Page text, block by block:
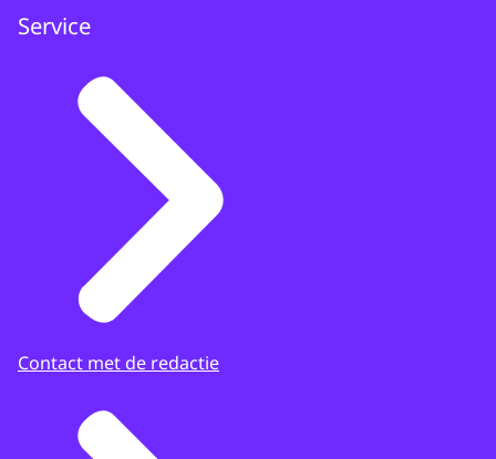
Service
Contact met de redactie